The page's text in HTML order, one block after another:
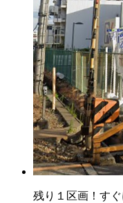
残り１区画！す